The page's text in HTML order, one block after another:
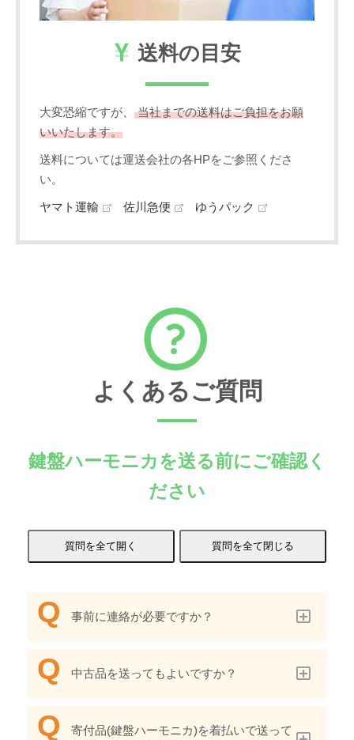
送料の目安
大変恐縮ですが、 当社までの送料はご負担をお願
いいたします。
送料については運送会社の各HPをご参照くださ
い。
ヤマト運輸 佐川急便 ゆうパック
よくあるご質問
鍵盤ハーモニカを送る前にご確認く
ださい
事前に連絡が必要ですか？
中古品を送ってもよいですか？
寄付品(鍵盤ハーモニカ)を着払いで送って